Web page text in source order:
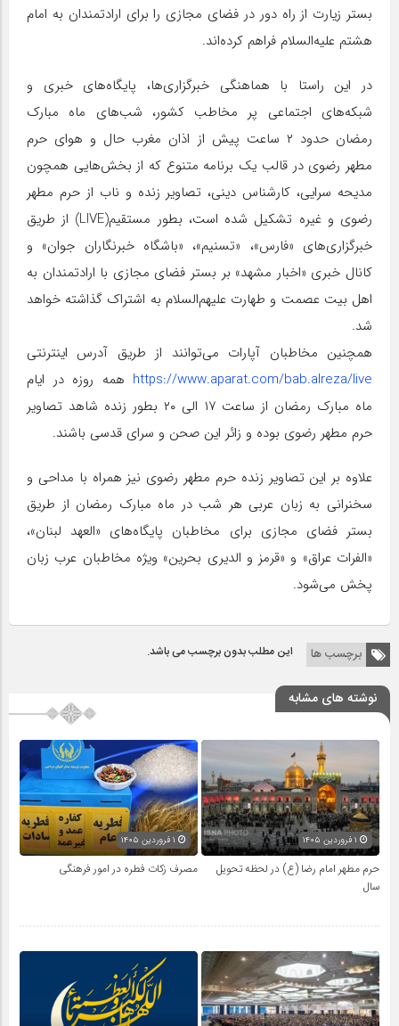
بستر زیارت از راه دور در فضای مجازی را برای ارادتمندان به امام
هشتم علیه‌السلام فراهم کرده‌اند.
در این راستا با هماهنگی خبرگزاری‌ها، پایگاه‌های خبری و
شبکه‌های اجتماعی پر مخاطب کشور،‌ شب‌های ماه مبارک
رمضان حدود ۲ ساعت پیش از اذان مغرب حال و هوای حرم
مطهر رضوی در قالب یک برنامه متنوع که از بخش‌هایی همچون
مدیحه سرایی، کارشناس دینی، تصاویر زنده و ناب از حرم مطهر
رضوی و غیره تشکیل شده است، بطور مستقیم(LIVE) از طریق
خبرگزاری‌های «فارس»، «تسنیم»، «باشگاه خبرنگاران جوان» و
کانال‌ خبری «اخبار مشهد» بر بستر فضای مجازی با ارادتمندان به
اهل بیت عصمت و طهارت علیهم‌السلام به اشتراک گذاشته خواهد
شد.
همچنین مخاطبان آپارات می‌توانند از طریق آدرس اینترنتی
https://www.aparat.com/bab.alreza/live همه روزه در ایام
ماه مبارک رمضان از ساعت ۱۷ الی ۲۰ بطور زنده شاهد تصاویر
حرم مطهر رضوی بوده و زائر این صحن و سرای قدسی باشند.
علاوه بر این تصاویر زنده حرم مطهر رضوی نیز همراه با مداحی و
سخنرانی به زبان عربی هر شب در ماه مبارک رمضان از طریق
بستر فضای مجازی برای مخاطبان پایگاه‌های «العهد لبنان»،
«الفرات عراق» و «قرمز و الدیری بحرین» ویژه مخاطبان عرب زبان‌
پخش می‌شود.
برچسب ها این مطلب بدون برچسب می باشد.
نوشته های مشابه
حرم مطهر امام رضا (ع) در لحظه تحویل
سال
مصرف زکات فطره در امور فرهنگی